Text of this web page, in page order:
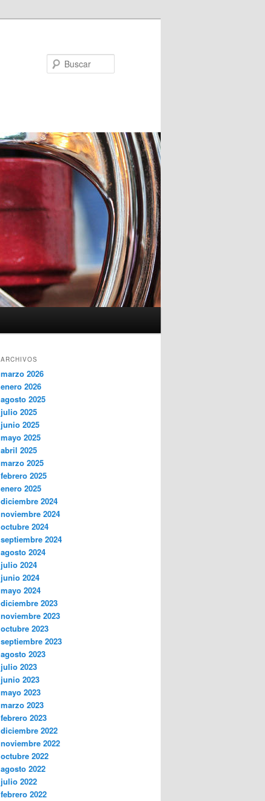
ARCHIVOS
marzo 2026
enero 2026
agosto 2025
julio 2025
junio 2025
mayo 2025
abril 2025
marzo 2025
febrero 2025
enero 2025
diciembre 2024
noviembre 2024
octubre 2024
septiembre 2024
agosto 2024
julio 2024
junio 2024
mayo 2024
diciembre 2023
noviembre 2023
octubre 2023
septiembre 2023
agosto 2023
julio 2023
junio 2023
mayo 2023
marzo 2023
febrero 2023
diciembre 2022
noviembre 2022
octubre 2022
agosto 2022
julio 2022
febrero 2022